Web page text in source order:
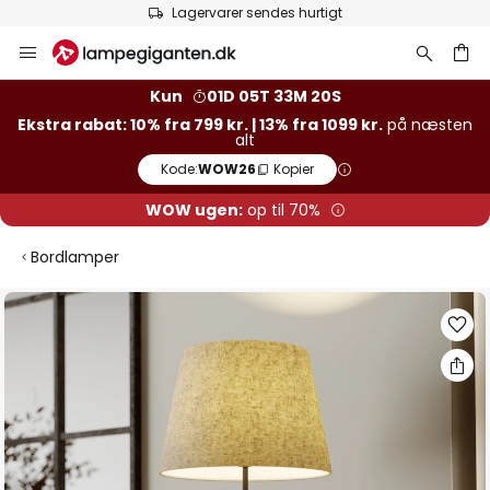
Lagervarer sendes hurtigt
to
Kun
01D 05T 33M 20S
Ekstra rabat: 10% fra 799 kr. | 13% fra 1099 kr. på næsten
alt
Kode:WOW26 Kopier
WOW ugen:op til 70%
Bordlamper
Gå
billedgalleriet